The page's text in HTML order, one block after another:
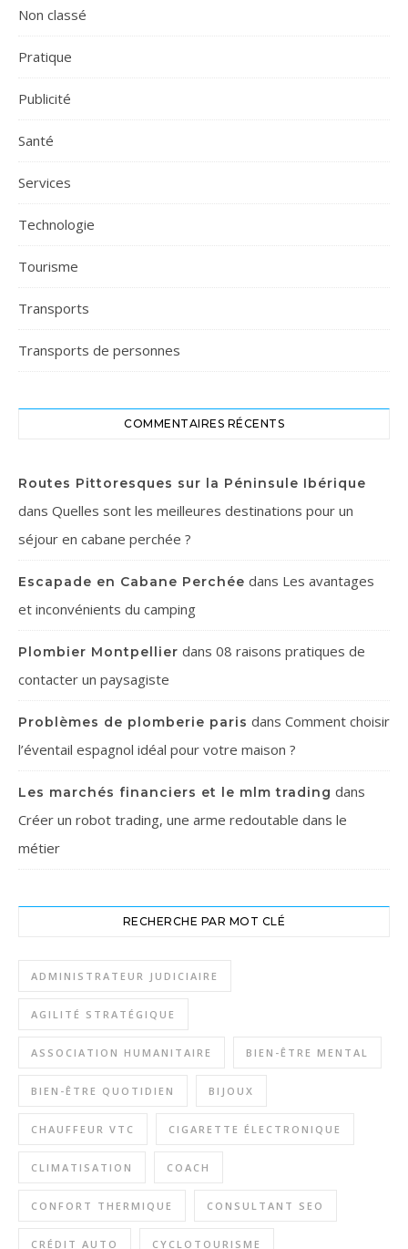
Non classé
Pratique
Publicité
Santé
Services
Technologie
Tourisme
Transports
Transports de personnes
COMMENTAIRES RÉCENTS
Routes Pittoresques sur la Péninsule Ibérique
dans Quelles sont les meilleures destinations pour un
séjour en cabane perchée ?
Escapade en Cabane Perchée dans Les avantages
et inconvénients du camping
Plombier Montpellier dans 08 raisons pratiques de
contacter un paysagiste
Problèmes de plomberie paris dans Comment choisir
l’éventail espagnol idéal pour votre maison ?
Les marchés financiers et le mlm trading dans
Créer un robot trading, une arme redoutable dans le
métier
RECHERCHE PAR MOT CLÉ
ADMINISTRATEUR JUDICIAIRE
AGILITÉ STRATÉGIQUE
ASSOCIATION HUMANITAIRE BIEN-ÊTRE MENTAL
BIEN-ÊTRE QUOTIDIEN BIJOUX
CHAUFFEUR VTC CIGARETTE ÉLECTRONIQUE
CLIMATISATION COACH
CONFORT THERMIQUE CONSULTANT SEO
CRÉDIT AUTO CYCLOTOURISME